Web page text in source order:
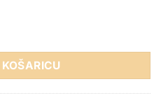
CRNA IP54 količina